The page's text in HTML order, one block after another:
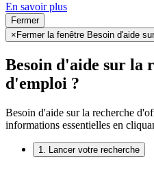
En savoir plus
Fermer
× Fermer la fenêtre Besoin d'aide
Besoin d'aide sur la
d'emploi ?
Besoin d'aide sur la recherche
informations essentielles en
1. Lancer votre recherche